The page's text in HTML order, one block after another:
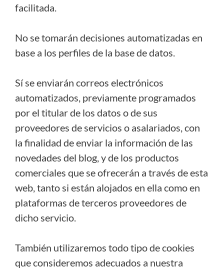
facilitada.
No se tomarán decisiones automatizadas en
base a los perfiles de la base de datos.
Sí se enviarán correos electrónicos
automatizados, previamente programados
por el titular de los datos o de sus
proveedores de servicios o asalariados, con
la finalidad de enviar la información de las
novedades del blog, y de los productos
comerciales que se ofrecerán a través de esta
web, tanto si están alojados en ella como en
plataformas de terceros proveedores de
dicho servicio.
También utilizaremos todo tipo de cookies
que consideremos adecuados a nuestra